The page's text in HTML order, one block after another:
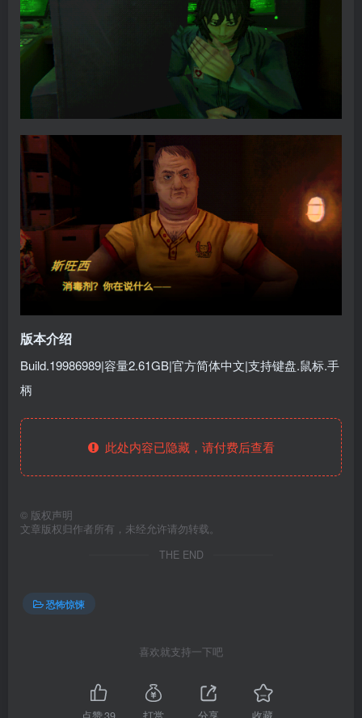
版本介绍
Build.19986989|容量2.61GB|官方简体中文|支持键盘.鼠标.手
柄
此处内容已隐藏，请付费后查看
© 版权声明
文章版权归作者所有，未经允许请勿转载。
THE END
恐怖惊悚
喜欢就支持一下吧